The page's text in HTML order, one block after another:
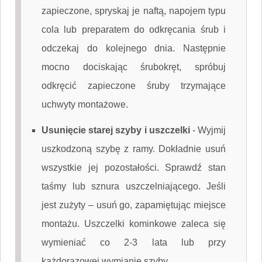
zapieczone, spryskaj je naftą, napojem typu
cola lub preparatem do odkręcania śrub i
odczekaj do kolejnego dnia. Następnie
mocno dociskając śrubokręt, spróbuj
odkręcić zapieczone śruby trzymające
uchwyty montażowe.
Usunięcie starej szyby i uszczelki-Wyjmij
uszkodzoną szybę z ramy. Dokładnie usuń
wszystkie jej pozostałości. Sprawdź stan
taśmy lub sznura uszczelniającego. Jeśli
jest zużyty – usuń go, zapamiętując miejsce
montażu. Uszczelki kominkowe zaleca się
wymieniać co 2-3 lata lub przy